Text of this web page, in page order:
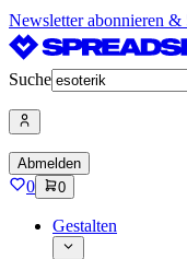
Newsletter abonnieren &
Suche
Abmelden
0 0
Gestalten